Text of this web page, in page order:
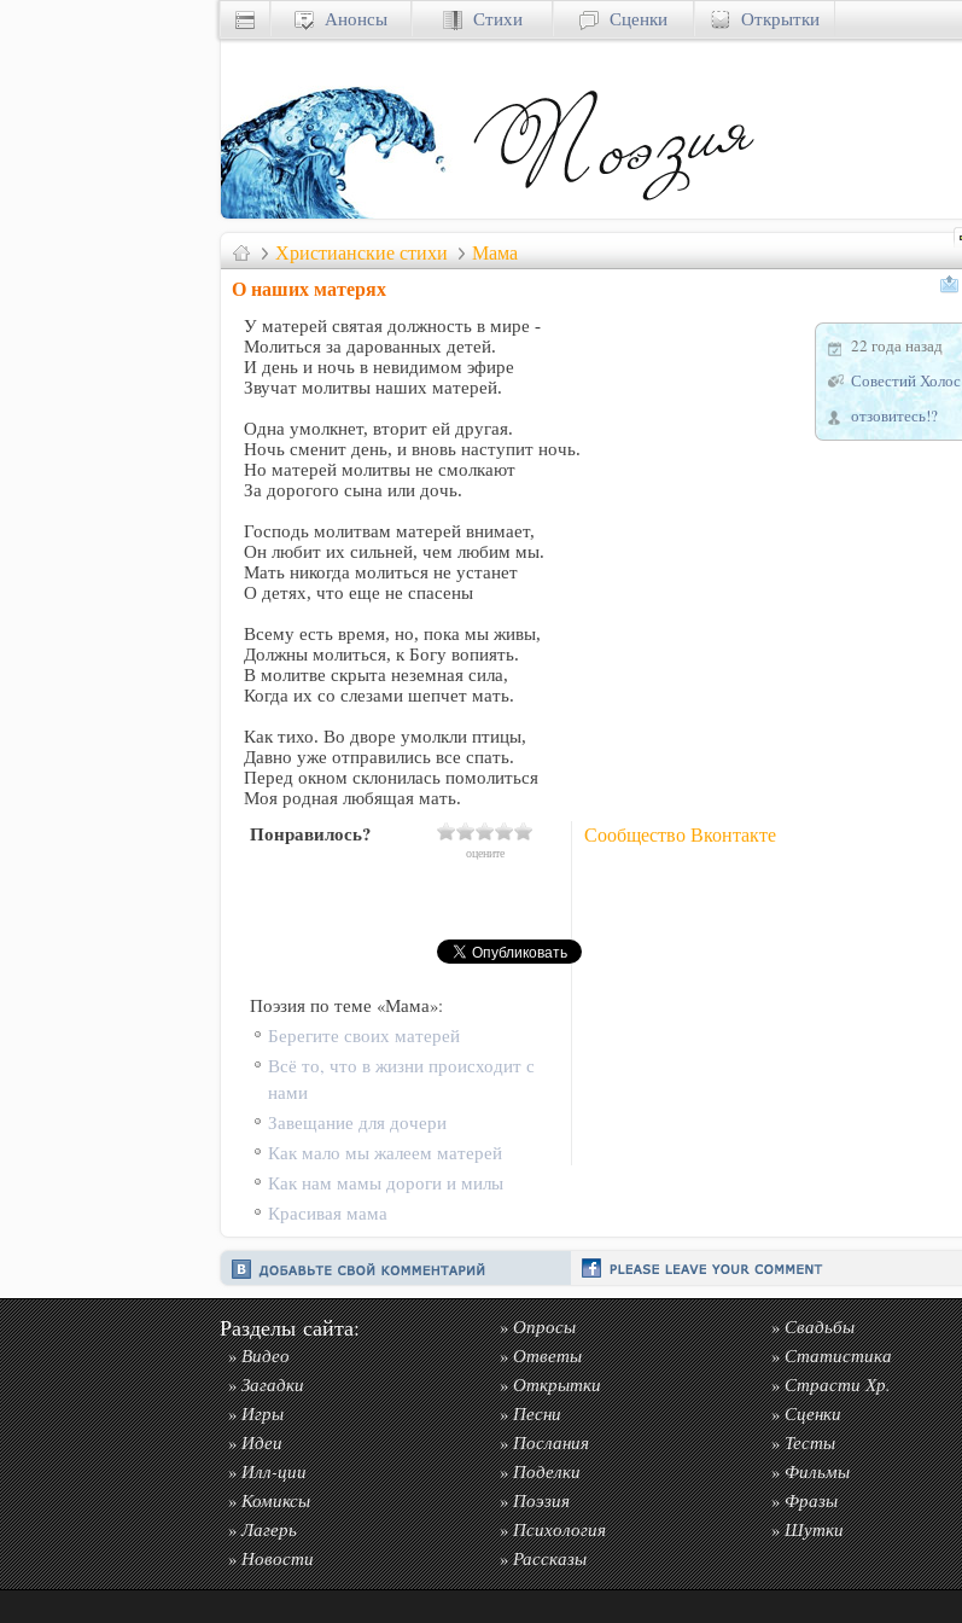
Христианские стихи Мама
О наших матерях
22 года назад
Совестий Холос
отзовитесь!?
У матерей святая должность в мире -
Молиться за дарованных детей.
И день и ночь в невидимом эфире
Звучат молитвы наших матерей.
Одна умолкнет, вторит ей другая.
Ночь сменит день, и вновь наступит ночь.
Но матерей молитвы не смолкают
За дорогого сына или дочь.
Господь молитвам матерей внимает,
Он любит их сильней, чем любим мы.
Мать никогда молиться не устанет
О детях, что еще не спасены
Всему есть время, но, пока мы живы,
Должны молиться, к Богу вопиять.
В молитве скрыта неземная сила,
Когда их со слезами шепчет мать.
Как тихо. Во дворе умолкли птицы,
Давно уже отправились все спать.
Перед окном склонилась помолиться
Моя родная любящая мать.
Сообщество Вконтакте
Понравилось?
оцените
Поэзия по теме «Мама»:
Берегите своих матерей
Всё то, что в жизни происходит с
нами
Завещание для дочери
Как мало мы жалеем матерей
Как нам мамы дороги и милы
Красивая мама
Анонсы Стихи Сценки Открытки
Разделы сайта:
»Видео
»Загадки
»Игры
»Идеи
»Илл-ции
»Комиксы
»Лагерь
»Новости
»Опросы
»Ответы
»Открытки
»Песни
»Послания
»Поделки
»Поэзия
»Психология
»Рассказы
»Свадьбы
»Статистика
»Страсти Хр.
»Сценки
»Тесты
»Фильмы
»Фразы
»Шутки